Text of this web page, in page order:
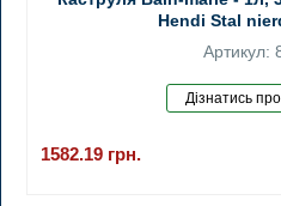
Hendi Stal
Артикул:
1582.19 грн.